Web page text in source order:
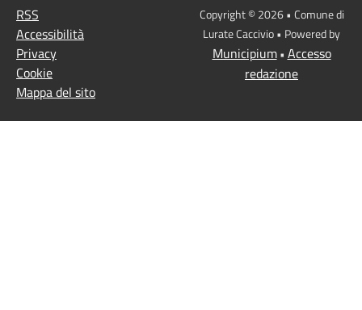
RSS
Accessibilità
Privacy
Cookie
Mappa del sito
Copyright © 2026 • Comune di
Lurate Caccivio • Powered by
Municipium• Accesso
redazione